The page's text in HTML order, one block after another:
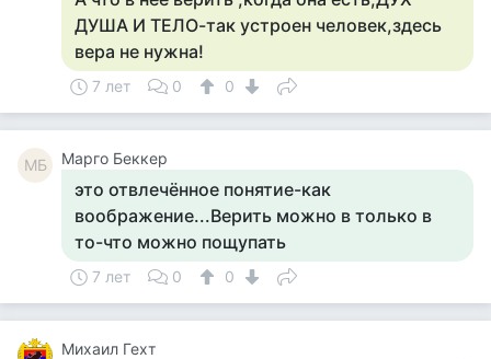
ДУША И ТЕЛО-так устроен человек,здесь
вера не нужна!
7 лет 0 0
MБ Mарго Беккер
это отвлечённое понятие-как
воображение...Верить можно в только в
то-что можно пощупать
7 лет 0 0
Михаил Гехт